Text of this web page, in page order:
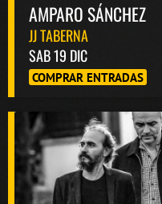
AMPARO SÁNCHEZ
JJ TABERNA
SAB 19 DIC
COMPRAR ENTRADAS